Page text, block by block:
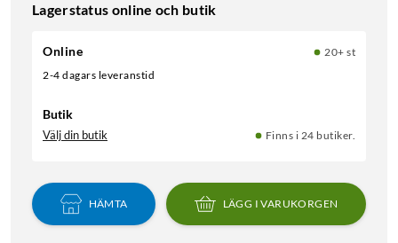
Lagerstatus online och butik
Online
20+ st
2-4 dagars leveranstid
Butik
Välj din butik Finns i 24 butiker.
HÄMTA LÄGG I VARUKORGEN